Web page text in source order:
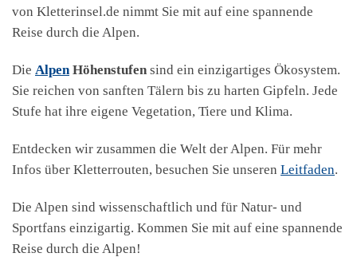
von Kletterinsel.de nimmt Sie mit auf eine spannende
Reise durch die Alpen.
Die Alpen Höhenstufen sind ein einzigartiges Ökosystem.
Sie reichen von sanften Tälern bis zu harten Gipfeln. Jede
Stufe hat ihre eigene Vegetation, Tiere und Klima.
Entdecken wir zusammen die Welt der Alpen. Für mehr
Infos über Kletterrouten, besuchen Sie unseren Leitfaden.
Die Alpen sind wissenschaftlich und für Natur- und
Sportfans einzigartig. Kommen Sie mit auf eine spannende
Reise durch die Alpen!